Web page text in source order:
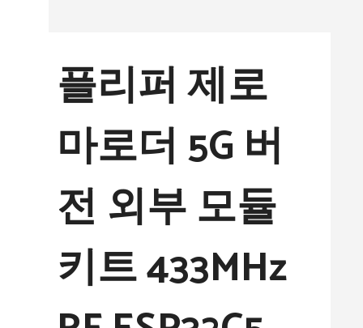
플리퍼 제로
마로더 5G 버
전 외부 모듈
키트 433MHz